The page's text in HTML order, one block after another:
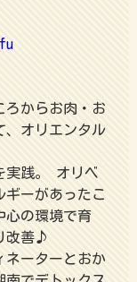
ろからお肉・お
、オリエンタル
実践。 オリベ
ギーがあったこ
心の環境で育
改善♪
ネーターとおか